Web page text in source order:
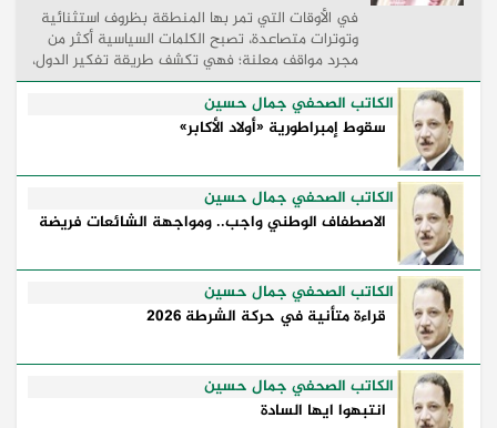
في الأوقات التي تمر بها المنطقة بظروف استثنائية
وتوترات متصاعدة، تصبح الكلمات السياسية أكثر من
مجرد مواقف معلنة؛ فهي تكشف طريقة تفكير الدول،
وكيفية إدارتها للأزمات، والحدود التي تفصل بين القوة
...
الكاتب الصحفي جمال حسين
سقوط إمبراطورية «أولاد الأكابر»
الكاتب الصحفي جمال حسين
الاصطفاف الوطني واجب.. ومواجهة الشائعات فريضة
الكاتب الصحفي جمال حسين
قراءة متأنية في حركة الشرطة 2026
الكاتب الصحفي جمال حسين
انتبهوا ايها السادة